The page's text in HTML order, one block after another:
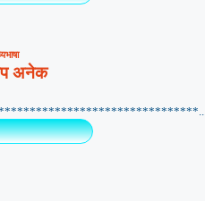
अनेक